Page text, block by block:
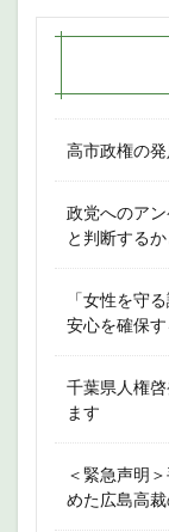
高市政権の
政党へのア
と判断する
「女性を守
安心を確保
千葉県人権
ます
＜緊急声明
めた広島高